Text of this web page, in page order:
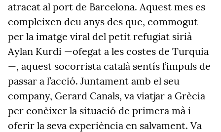
atracat al port de Barcelona. Aquest mes es
compleixen deu anys des que, commogut
per la imatge viral del petit refugiat sirià
Aylan Kurdi —ofegat a les costes de Turquia
—, aquest socorrista català sentís l’impuls de
passar a l’acció. Juntament amb el seu
company, Gerard Canals, va viatjar a Grècia
per conèixer la situació de primera mà i
oferir la seva experiència en salvament. Va